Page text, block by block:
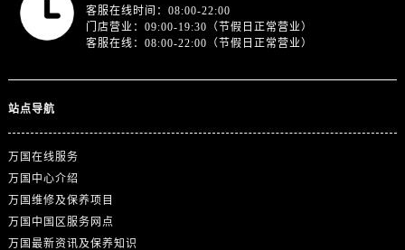
客服在线时间：08:00-22:00
门店营业：09:00-19:30（节假日正常营业）
客服在线：08:00-22:00（节假日正常营业）
站点导航
万国在线服务
万国中心介绍
万国维修及保养项目
万国中国区服务网点
万国最新资讯及保养知识